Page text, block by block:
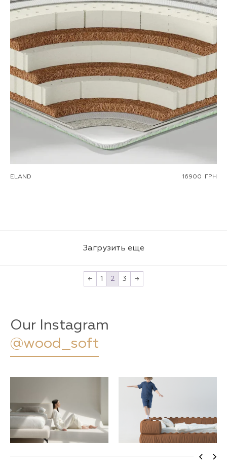
ELAND 16900 ГРН
Загрузить еще
← 1 2 3 →
Our Instagram
@wood_soft